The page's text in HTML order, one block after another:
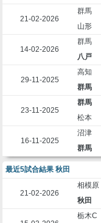
21-02-2026
群馬
山形
14-02-2026
群馬
八戸
29-11-2025
高知
群馬
23-11-2025
群馬
松本
16-11-2025
沼津
群馬
最近5試合結果 秋田
21-02-2026
相模原
秋田
栃木C